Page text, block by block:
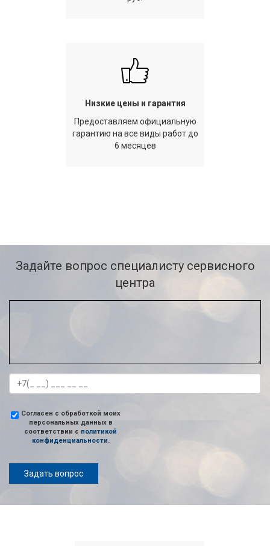
Низкие цены и гарантия
Предоставляем официальную
гарантию на все виды работ до
6 месяцев
Задайте вопрос специалисту сервисного
центра
Согласен с обработкой моих
персональных данных в
соответствии с политикой
конфиденциальности.
Задать вопрос